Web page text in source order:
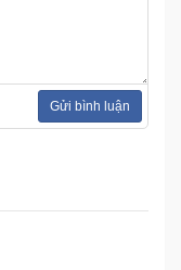
Gửi bình luận